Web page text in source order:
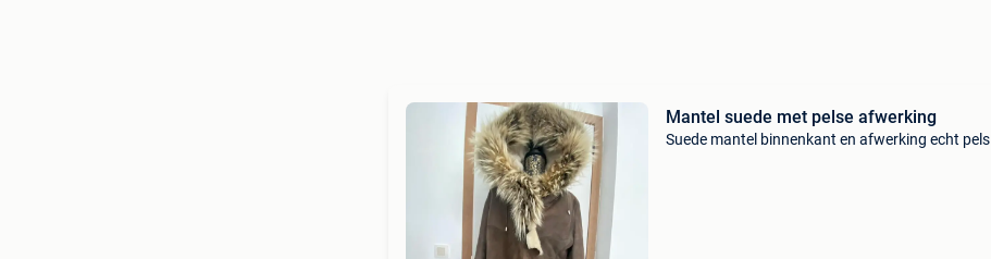
Mantel suede met pelse afwerking
Suede mantel binnenkant en afwerking echt pels